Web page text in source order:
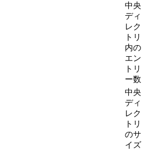
中央
ディ
レク
トリ
内の
エン
トリ
ー数
中央
ディ
レク
トリ
のサ
イズ